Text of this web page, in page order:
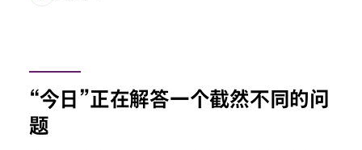
“今日”正在解答一个截然不同的问
题